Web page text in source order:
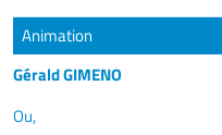
Animation
Gérald GIMENO
Ou,